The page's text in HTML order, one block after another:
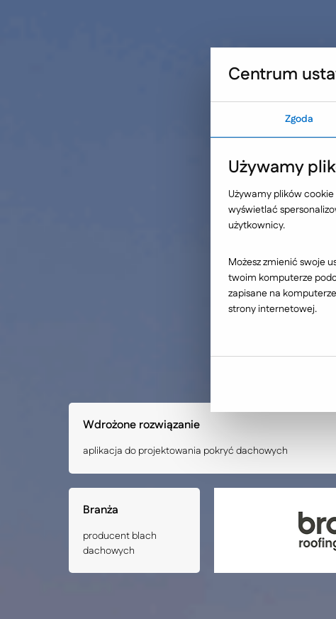
Ideo Group Facebook
Nasze wybrane realizacje
Bratex Dachy -
- aplikacja do
projektowania
dachowych
Wdrożone rozwiązanie
aplikacja do projektowania pokryć dachowych
Branża
producent blach
dachowych
Centrum
Zgoda
Używamy
Używamy plików
wyświetlać
użytkownicy.
Możesz zmienić swoje
twoim komputerze
zapisane na
strony internetowej.